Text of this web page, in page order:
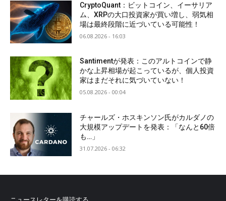
CryptoQuant：ビットコイン、イーサリア
ム、XRPの大口投資家が買い増し、弱気相
場は最終段階に近づいている可能性！
06.08.2026 - 16:03
Santimentが発表：このアルトコインで静
かな上昇相場が起こっているが、個人投資
家はまだそれに気づいていない！
05.08.2026 - 00:04
チャールズ・ホスキンソン氏がカルダノの
大規模アップデートを発表：「なんと60倍
も…」
31.07.2026 - 06:32